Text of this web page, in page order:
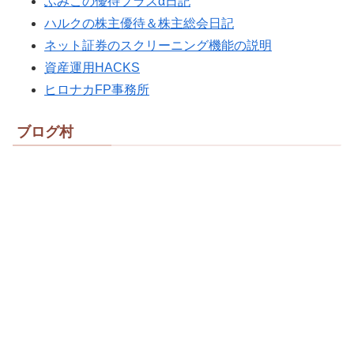
ハルクの株主優待＆株主総会日記
ネット証券のスクリーニング機能の説明
資産運用HACKS
ヒロナカFP事務所
ブログ村